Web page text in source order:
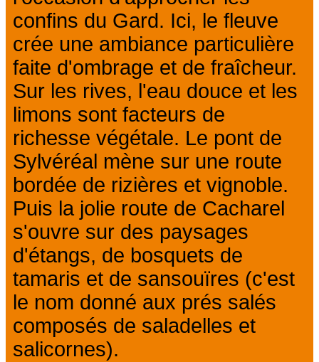
confins du Gard. Ici, le fleuve
crée une ambiance particulière
faite d'ombrage et de fraîcheur.
Sur les rives, l'eau douce et les
limons sont facteurs de
richesse végétale. Le pont de
Sylvéréal mène sur une route
bordée de rizières et vignoble.
Puis la jolie route de Cacharel
s'ouvre sur des paysages
d'étangs, de bosquets de
tamaris et de sansouïres (c'est
le nom donné aux prés salés
composés de saladelles et
salicornes).